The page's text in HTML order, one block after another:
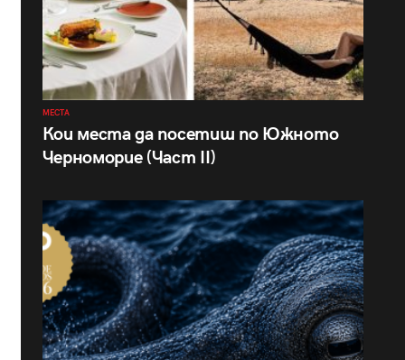
МЕСТА
Кои места да посетиш по Южното
Черноморие (Част II)